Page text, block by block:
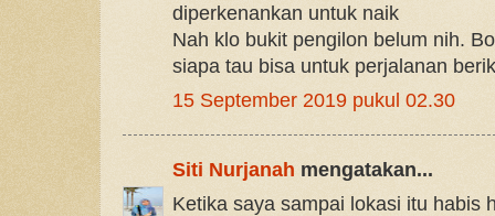
diperkenankan untuk naik
Nah klo bukit pengilon belum nih.
siapa tau bisa untuk perjalanan
15 September 2019 pukul 02.30
Siti Nurjanah mengatakan...
Ketika saya sampai lokasi itu habis